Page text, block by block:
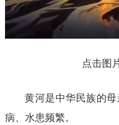
点击图
黄河是中华民族的
病、水患频繁。